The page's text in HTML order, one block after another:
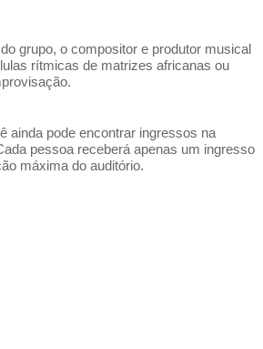
grupo, o compositor e produtor musical
rítmicas de matrizes africanas ou
ainda pode encontrar ingressos na
pessoa receberá apenas um ingresso
máxima do auditório.